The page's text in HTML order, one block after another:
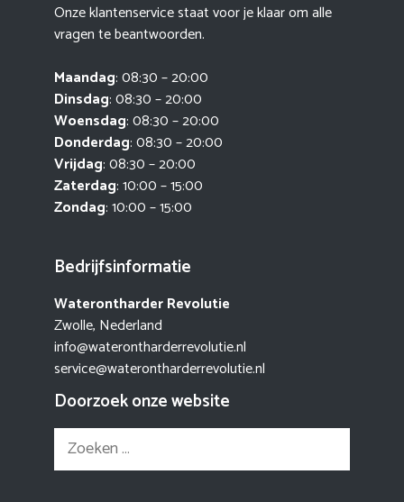
Onze klantenservice staat voor je klaar om alle
vragen te beantwoorden.
Maandag: 08:30 – 20:00
Dinsdag: 08:30 – 20:00
Woensdag: 08:30 – 20:00
Donderdag: 08:30 – 20:00
Vrijdag: 08:30 – 20:00
Zaterdag: 10:00 – 15:00
Zondag: 10:00 – 15:00
Bedrijfsinformatie
Waterontharder Revolutie
Zwolle, Nederland
info@waterontharderrevolutie.nl
service@waterontharderrevolutie.nl
Doorzoek onze website
Zoek
naar: